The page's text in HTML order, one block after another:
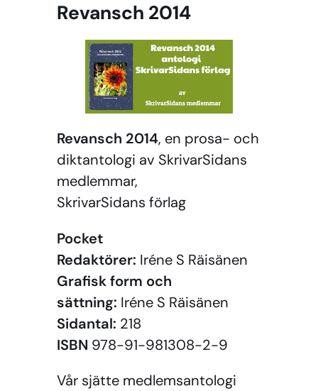
Revansch 2014
Revansch 2014, en prosa- och
diktantologi av SkrivarSidans
medlemmar,
SkrivarSidans förlag
Pocket
Redaktörer: Iréne S Räisänen
Grafisk form och
sättning: Iréne S Räisänen
Sidantal: 218
ISBN 978-91-981308-2-9
Vår sjätte medlemsantologi